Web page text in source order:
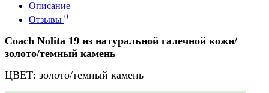
Описание
Отзывы 0
Coach Nolita 19 из натуральной галечной кожи/
золото/темный камень
ЦВЕТ: золото/темный камень